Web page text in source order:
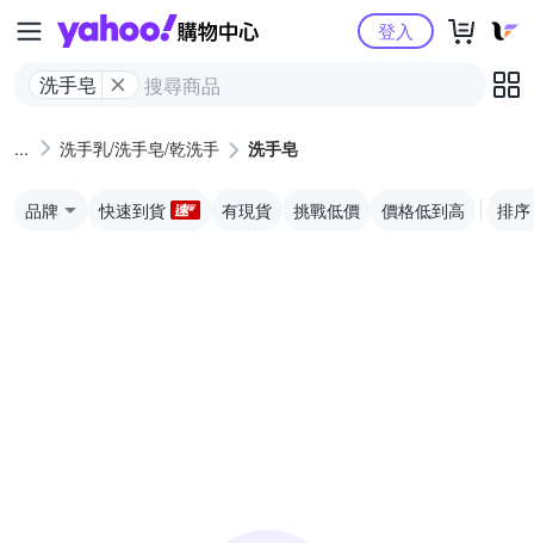
Yahoo購物中心
洗手皂
登入
洗手乳/洗手皂/乾洗手 洗手皂
品牌 快速到貨 有現貨 挑戰低價 價格低到高 排序